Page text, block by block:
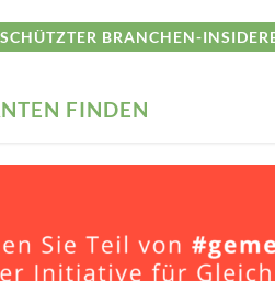
BRANCHEN-
FINDEN